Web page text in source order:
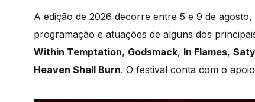
A edição de 2026 decorre entre 5 e 9 de
programação e atuações de alguns dos
Within Temptation, Godsmack, In Flames,
Heaven Shall Burn. O festival conta com o